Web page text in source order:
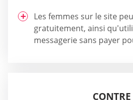
Les femmes sur le site
gratuitement, ainsi
messagerie sans payer
CONTRE